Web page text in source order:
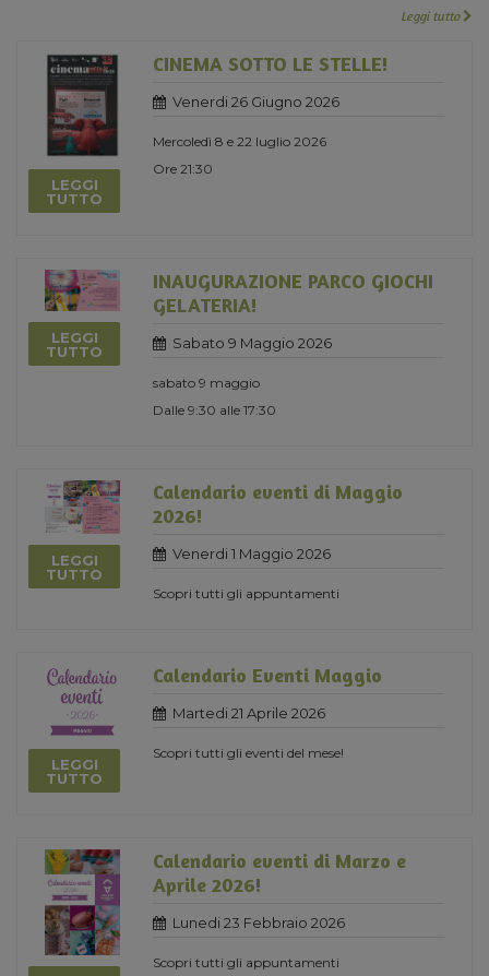
Leggi tutto
LEGGI
TUTTO
CINEMA SOTTO LE STELLE!
Venerdi 26 Giugno 2026
Mercoledì 8 e 22 luglio 2026
Ore 21:30
LEGGI
TUTTO
INAUGURAZIONE PARCO GIOCHI
GELATERIA!
Sabato 9 Maggio 2026
sabato 9 maggio
Dalle 9:30 alle 17:30
LEGGI
TUTTO
Calendario eventi di Maggio
2026!
Venerdi 1 Maggio 2026
Scopri tutti gli appuntamenti
LEGGI
TUTTO
Calendario Eventi Maggio
Martedi 21 Aprile 2026
Scopri tutti gli eventi del mese!
Calendario eventi di Marzo e
Aprile 2026!
Lunedi 23 Febbraio 2026
Scopri tutti gli appuntamenti